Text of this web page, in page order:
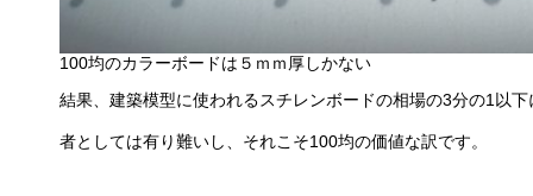
100均のカラーボードは５ｍｍ厚しかない
結果、建築模型に使われるスチレンボードの相場の3分の1以
者としては有り難いし、それこそ100均の価値な訳です。